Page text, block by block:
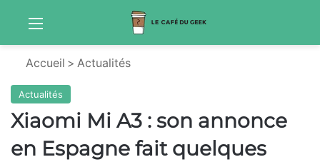
Menu
Accueil > Actualités
Actualités
Xiaomi Mi A3 : son annonce
en Espagne fait quelques